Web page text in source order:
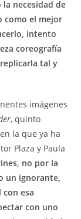
necesidad de
como el mejor
intento
coreografía
tal y
imágenes
, quinto
la que ya ha
Plaza y Paula
no por la
un ignorante,
esa
con uno